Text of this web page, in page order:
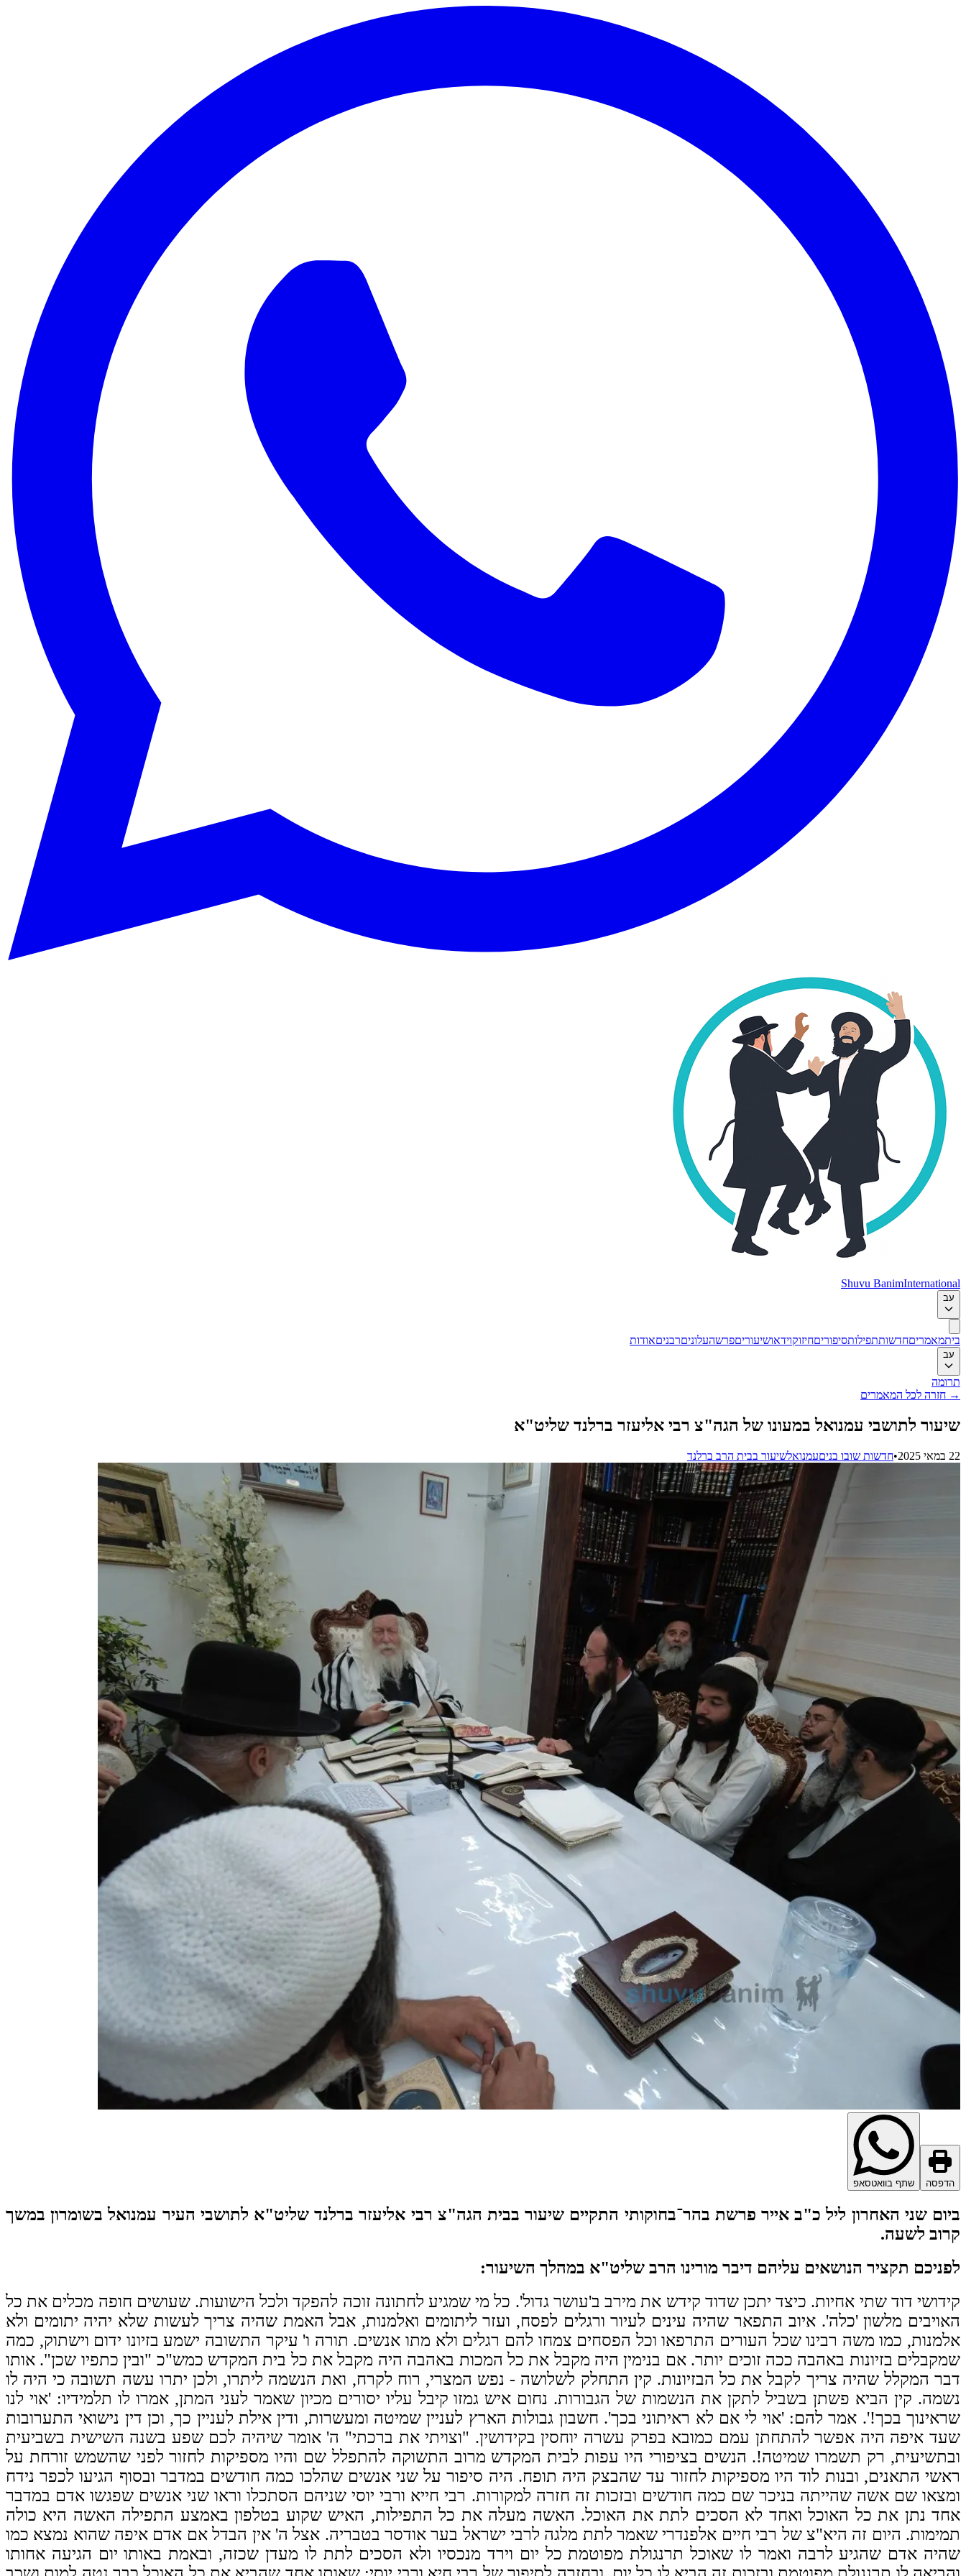
Shuvu BanimInternational
עב
ביתמאמריםחדשותתפילותסיפוריםחיזוקוידאושיעוריםפרשהעלוניםרבניםאודות
עב
תרומה
→ חזרה לכל המאמרים
שיעור לתושבי עמנואל במעונו של הגה"צ רבי אליעזר ברלנד שליט"א
22 במאי 2025 •חדשות שובו בניםעמנואלשיעור בבית הרב ברלנד
הדפסה שתף בוואטסאפ
ביום שני האחרון ליל כ"ב אייר פרשת בהר־בחוקותי התקיים שיעור בבית הגה"צ רבי אליעזר ברלנד שליט"א לתושבי העיר עמנואל בשומרון במשך
קרוב לשעה.
לפניכם תקציר הנושאים עליהם דיבר מורינו הרב שליט"א במהלך השיעור:
קידושי דוד שתי אחיות. כיצד יתכן שדוד קידש את מירב ב'עושר גדול'. כל מי שמגיע לחתונה זוכה להפקד ולכל הישועות. שעושים חופה מכלים את כל
האויבים מלשון 'כלה'. איוב התפאר שהיה עינים לעיור ורגלים לפסח, ועזר ליתומים ואלמנות, אבל האמת שהיה צריך לעשות שלא יהיה יתומים ולא
אלמנות, כמו משה רבינו שכל העורים התרפאו וכל הפסחים צמחו להם רגלים ולא מתו אנשים. תורה ו' עיקר התשובה ישמע בזיונו ידום וישתוק, כמה
שמקבלים בזיונות באהבה ככה זוכים יותר. אם בנימין היה מקבל את כל המכות באהבה היה מקבל את כל בית המקדש כמש"כ "ובין כתפיו שכן". אותו
דבר המקלל שהיה צריך לקבל את כל הבזיונות. קין התחלק לשלושה - נפש המצרי, רוח לקרח, ואת הנשמה ליתרו, ולכן יתרו עשה תשובה כי היה לו
נשמה. קין הביא פשתן בשביל לתקן את הנשמות של הגבורות. נחום איש גמזו קיבל עליו יסורים מכיון שאמר לעני המתן, אמרו לו תלמידיו: 'אוי לנו
שראינוך בכך!'. אמר להם: 'אוי לי אם לא ראיתוני בכך'. חשבון גבולות הארץ לעניין שמיטה ומעשרות, ודין אילת לעניין כך, וכן דין נישואי התערובות
שעד איפה היה אפשר להתחתן עמם כמובא בפרק עשרה יוחסין בקידושין. "וצויתי את ברכתי" ה' אומר שיהיה לכם שפע בשנה השישית בשביעית
ובתשיעית, רק תשמרו שמיטה!. הנשים בציפורי היו עפות לבית המקדש מרוב התשוקה להתפלל שם והיו מספיקות לחזור לפני שהשמש זורחת על
ראשי התאנים, ובנות לוד היו מספיקות לחזור עד שהבצק היה תופח. היה סיפור על שני אנשים שהלכו כמה חודשים במדבר ובסוף הגיעו לכפר נידח
ומצאו שם אשה שהייתה בניכר שם כמה חודשים ובזכות זה חזרה למקורות. רבי חייא ורבי יוסי שניהם הסתכלו וראו שני אנשים שפגשו אדם במדבר
אחד נתן את כל האוכל ואחד לא הסכים לתת את האוכל. האשה מעלה את כל התפילות, האיש שקוע בטלפון באמצע התפילה האשה היא כולה
תמימות. היום זה היא"צ של רבי חיים אלפנדרי שאמר לתת מלגה לרבי ישראל בער אודסר בטבריה. אצל ה' אין הבדל אם אדם איפה שהוא נמצא כמו
שהיה אדם שהגיע לרבה ואמר לו שאוכל תרנגולת מפוטמת כל יום וירד מנכסיו ולא הסכים לתת לו מעדן שכזה, ובאמת באותו יום הגיעה אחותו